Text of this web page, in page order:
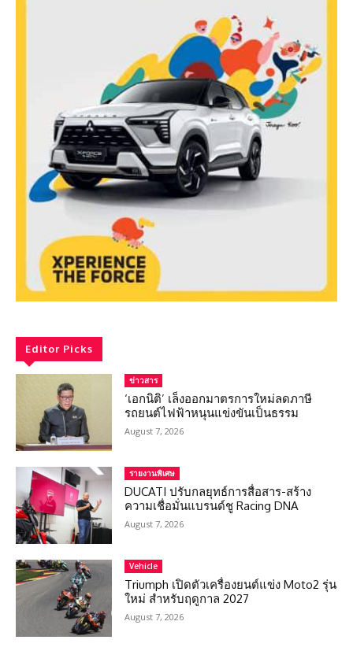
Editor Picks
ข่าวสาร
‘เอกนิติ’ เล็งออกมาตรการใหม่ลดภาษี
รถยนต์ไฟฟ้าหนุนแข่งขันเป็นธรรม
August 7, 2026
รายงานพิเศษ
DUCATI ปรับกลยุทธ์การสื่อสาร-สร้าง
ความเชื่อมั่นแบรนด์ชู Racing DNA
August 7, 2026
Vehicle
Triumph เปิดตัวเครื่องยนต์แข่ง Moto2 รุ่น
ใหม่ สำหรับฤดูกาล 2027
August 7, 2026